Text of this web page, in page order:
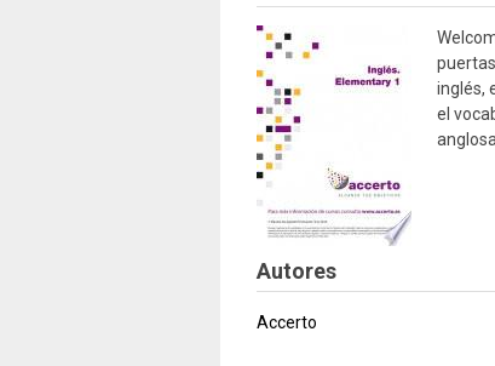
inglés,
el
Autores
Accerto